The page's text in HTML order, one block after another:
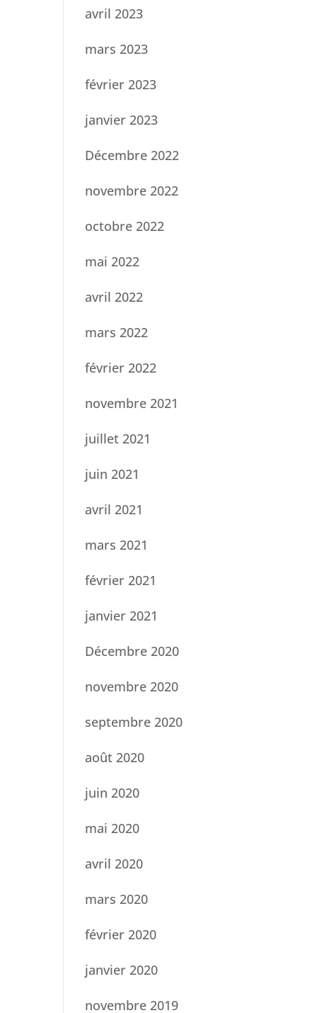
avril 2023
mars 2023
février 2023
janvier 2023
Décembre 2022
novembre 2022
octobre 2022
mai 2022
avril 2022
mars 2022
février 2022
novembre 2021
juillet 2021
juin 2021
avril 2021
mars 2021
février 2021
janvier 2021
Décembre 2020
novembre 2020
septembre 2020
août 2020
juin 2020
mai 2020
avril 2020
mars 2020
février 2020
janvier 2020
novembre 2019